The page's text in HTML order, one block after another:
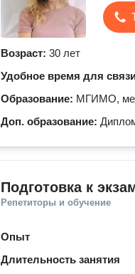
Возраст: 30 лет
Удобное время для
Образование: МГИМО,
Доп. образование:
Подготовка к
Репетиторы и обучение
Опыт
Длительность занятия